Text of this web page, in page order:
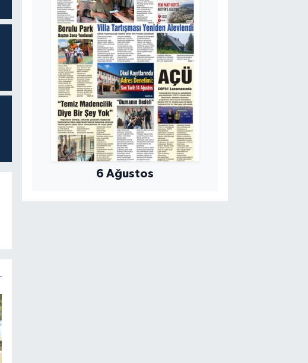
6 Ağustos